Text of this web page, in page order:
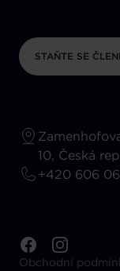
STAŇTE SE
10, Česká
+420 606
Obchodní